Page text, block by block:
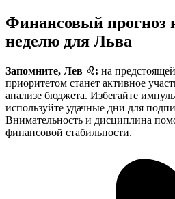
Финансовый прогноз
неделю для Льва
Запомните, Лев ♌: на
приоритетом станет активное
анализе бюджета. Избегайте
используйте удачные дни для
Внимательность и дисциплина
финансовой стабильности.